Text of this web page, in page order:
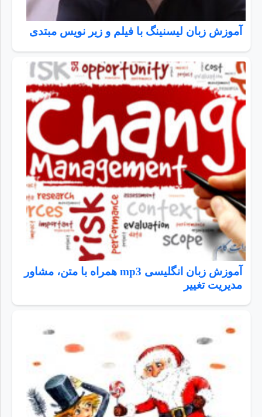
آموزش زبان لیسنینگ با فیلم و زیر نویس مبتدی
آموزش زبان انگلیسی mp3 همراه با متن، مشاور
مدیریت تغییر